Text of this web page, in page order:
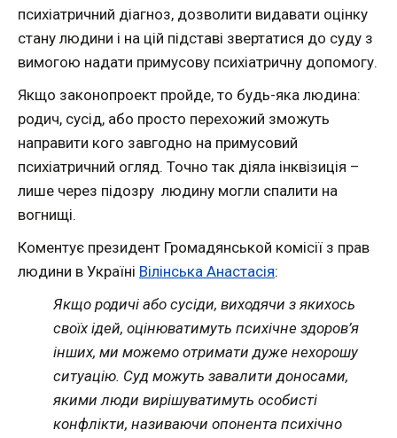
психіатричний діагноз, дозволити видавати оцінку
стану людини і на цій підставі звертатися до суду з
вимогою надати примусову психіатричну допомогу.
Якщо законопроект пройде, то будь-яка людина:
родич, сусід, або просто перехожий зможуть
направити кого завгодно на примусовий
психіатричний огляд. Точно так діяла інквізиція –
лише через підозру людину могли спалити на
вогнищі.
Коментує президент Громадянськой комісії з прав
людини в Україні Вілінська Анастасія:
Якщо родичі або сусіди, виходячи з якихось
своїх ідей, оцінюватимуть психічне здоров’я
інших, ми можемо отримати дуже нехорошу
ситуацію. Суд можуть завалити доносами,
якими люди вирішуватимуть особисті
конфлікти, називаючи опонента психічно